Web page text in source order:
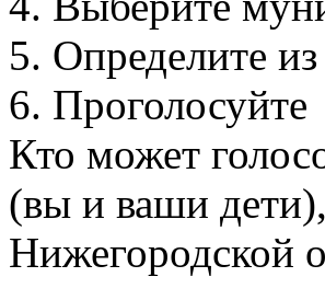
5. Определите
6. Проголосуйте
Кто может
(вы и ваши
Нижегородской